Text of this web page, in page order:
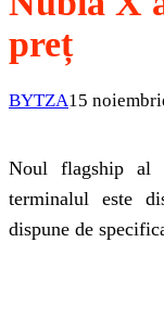
preț
BYTZA15
Noul flagship al
terminalul este
dispune de